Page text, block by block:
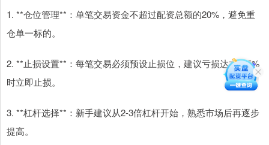
1. **仓位管理**：单笔交易资金不超过配资总额的20%，避免重
仓单一标的。
2. **止损设置**：每笔交易必须预设止损位，建议亏损达本金5%
时立即止损。
3. **杠杆选择**：新手建议从2-3倍杠杆开始，熟悉市场后再逐步
提高。